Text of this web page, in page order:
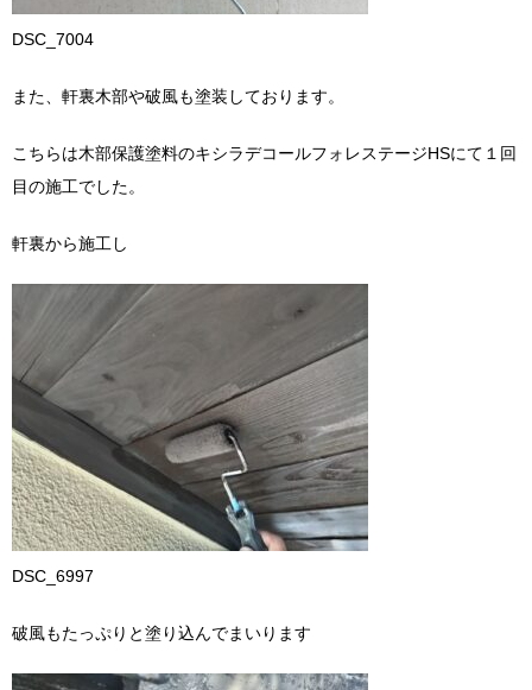
DSC_7004
また、軒裏木部や破風も塗装しております。
こちらは木部保護塗料のキシラデコールフォレステージHSにて１回
目の施工でした。
軒裏から施工し
DSC_6997
破風もたっぷりと塗り込んでまいります